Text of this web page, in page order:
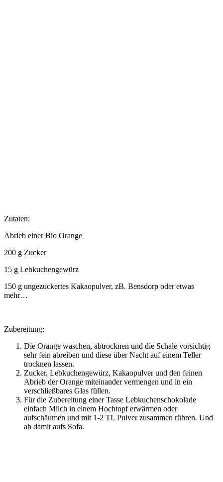
Zutaten:
Abrieb einer Bio Orange
200 g Zucker
15 g Lebkuchengewürz
150 g ungezuckertes Kakaopulver, zB. Bensdorp oder etwas
mehr…
Zubereitung:
Die Orange waschen, abtrocknen und die Schale vorsichtig
sehr fein abreiben und diese über Nacht auf einem Teller
trocknen lassen.
Zucker, Lebkuchengewürz, Kakaopulver und den feinen
Abrieb der Orange miteinander vermengen und in ein
verschließbares Glas füllen.
Für die Zubereitung einer Tasse Lebkuchenschokolade
einfach Milch in einem Hochtopf erwärmen oder
aufschäumen und mit 1-2 TL Pulver zusammen rühren. Und
ab damit aufs Sofa.